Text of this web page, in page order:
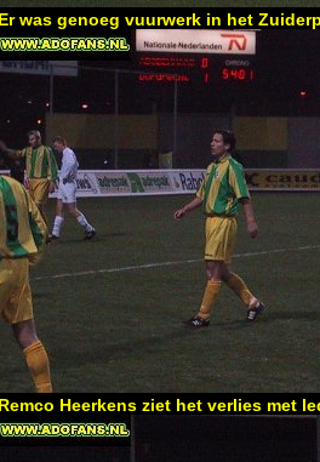
Er was genoeg vuurwerk in het
Remco Heerkens ziet het verlies met